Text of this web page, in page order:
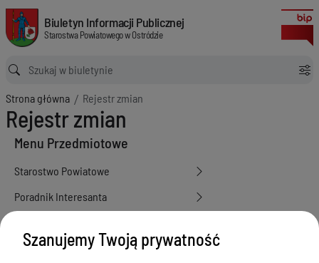
Rejestr zmian
Biuletyn Informacji Publicznej Starostwa Powiatowego w Ostródzie
Biuletyn Informacji Publicznej
Starostwa Powiatowego w Ostródzie
Ścieżka powrotu
Strona główna Rejestr zmian
Rejestr zmian
Menu Przedmiotowe
Starostwo Powiatowe
Poradnik Interesanta
Zamówienia Publiczne
Szanujemy Twoją prywatność